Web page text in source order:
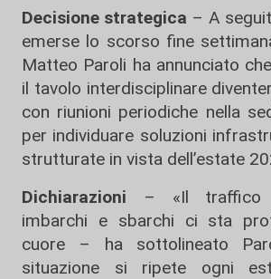
Decisione strategica – A
emerse lo scorso fine
Matteo Paroli ha annunciato
il tavolo interdisciplinare
con riunioni periodiche nella
per individuare soluzioni
strutturate in vista dell’estate
Dichiarazioni – «Il traffico
imbarchi e sbarchi ci sta
cuore – ha sottolineato
situazione si ripete ogni